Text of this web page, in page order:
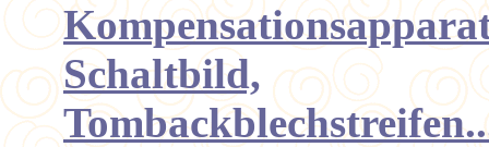
Schaltbild,